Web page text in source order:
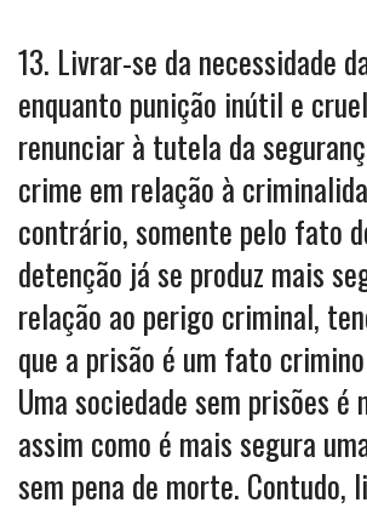
13. Livrar-se da necessidade
enquanto punição inútil e
renunciar à tutela da
crime em relação à
contrário, somente pelo fato
detenção já se produz mais
relação ao perigo criminal,
que a prisão é um fato
Uma sociedade sem prisões é
assim como é mais segura
sem pena de morte. Contudo,